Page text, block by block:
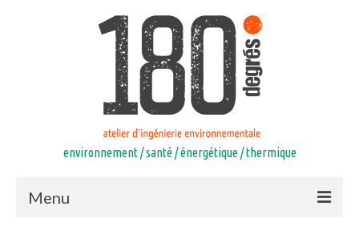
environnement / santé / énergétique / thermique
Menu